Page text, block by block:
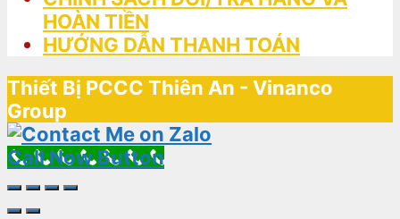
HOÀN TIỀN
HƯỚNG DẪN THANH TOÁN
Thiết Bị PCCC Thiên An - Vinanco
Group
Call Now Button